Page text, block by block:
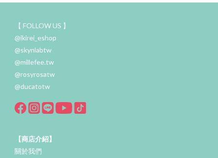
【 FOLLOW US 】
@ikirei_eshop
@skynlabtw
@millefee.tw
@rosyrosatw
@ducatotw
【商店介紹】
關於我們